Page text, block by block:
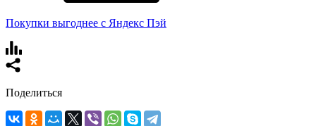
Покупки выгоднее с Яндекс Пэй
Поделиться